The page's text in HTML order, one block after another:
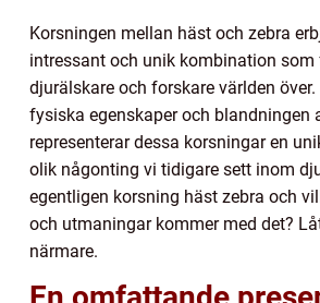
Korsningen mellan häst och zebra
intressant och unik kombination som
djurälskare och forskare världen
fysiska egenskaper och blandningen
representerar dessa korsningar en
olik någonting vi tidigare sett inom
egentligen korsning häst zebra och
och utmaningar kommer med det?
närmare.